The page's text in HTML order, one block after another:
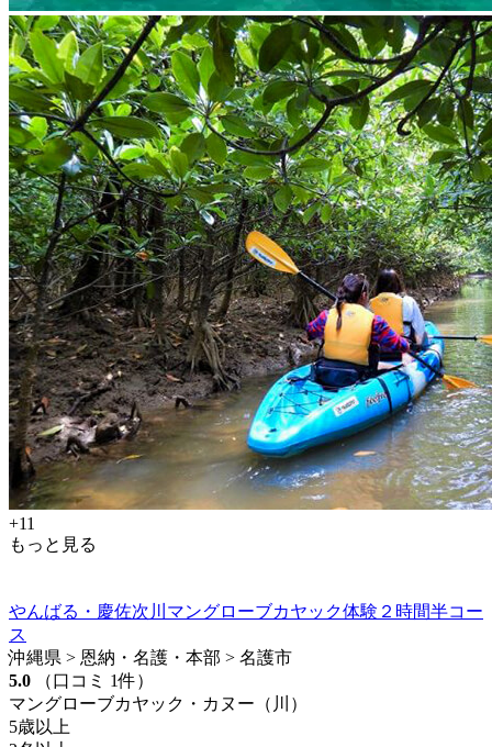
+11
もっと見る
やんばる・慶佐次川マングローブカヤック体験２時間半コー
ス
沖縄県 > 恩納・名護・本部 > 名護市
5.0
（口コミ 1件）
マングローブカヤック・カヌー（川）
5歳以上